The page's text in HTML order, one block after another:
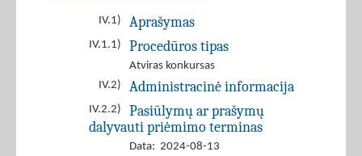
IV.1) Aprašymas
IV.1.1) Procedūros tipas
Atviras konkursas
IV.2)
Administracinė informacija
IV.2.2)
Pasiūlymų ar prašymų
dalyvauti priėmimo terminas
Data: 2024-08-13